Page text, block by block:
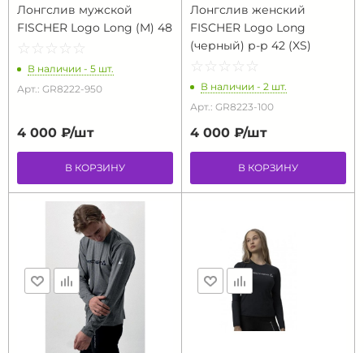
Лонгслив мужской
FISCHER Logo Long (M) 48
☆ ☆ ☆ ☆ ☆
★ ★ ★ ★ ★
В наличии - 5 шт.
Арт.: GR8222-950
4 000 ₽/шт
В КОРЗИНУ
Лонгслив женский
FISCHER Logo Long
(черный) р-р 42 (XS)
☆ ☆ ☆ ☆ ☆
★ ★ ★ ★ ★
В наличии - 2 шт.
Арт.: GR8223-100
4 000 ₽/шт
В КОРЗИНУ